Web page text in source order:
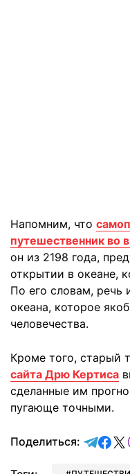
Напомним, что
путешественник во
он из 2198 года,
открытии в океане,
По его словам, речь
океана, которое
человечества.
Кроме того, старый
сайта Дрю Кертиса
сделанные им
пугающе точными.
Поделиться: